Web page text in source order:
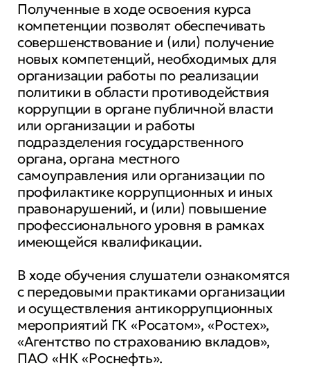
Полученные в ходе освоения курса
компетенции позволят обеспечивать
совершенствование и (или) получение
новых компетенций, необходимых для
организации работы по реализации
политики в области противодействия
коррупции в органе публичной власти
или организации и работы
подразделения государственного
органа, органа местного
самоуправления или организации по
профилактике коррупционных и иных
правонарушений, и (или) повышение
профессионального уровня в рамках
имеющейся квалификации.
В ходе обучения слушатели ознакомятся
с передовыми практиками организации
и осуществления антикоррупционных
мероприятий ГК «Росатом», «Ростех»,
«Агентство по страхованию вкладов»,
ПАО «НК «Роснефть».